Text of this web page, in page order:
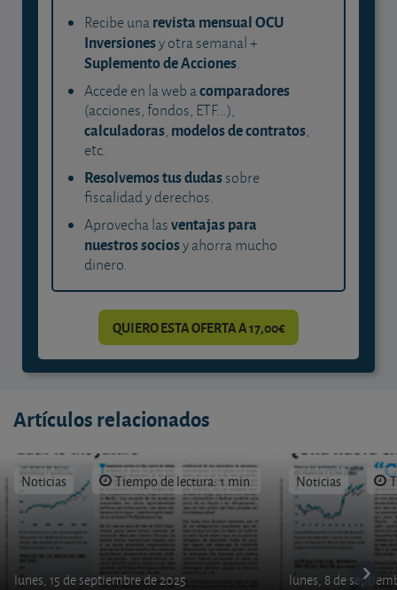
Recibe unarevista mensual OCU
Inversionesy otra semanal +
Suplemento de Acciones.
Accede en la web acomparadores
(acciones, fondos, ETF...),
calculadoras, modelos de contratos,
etc.
Resolvemos tus dudassobre
fiscalidad y derechos.
Aprovecha lasventajas para
nuestros sociosy ahorra mucho
dinero.
QUIERO ESTA OFERTA A 17,00€
Artículos relacionados
Noticias Tiempo de lectura: 1 min.
lunes, 15 de septiembre de 2025
Noticias
lunes, 8 de